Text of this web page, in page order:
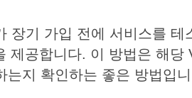
장기 가입 전에 서비스를 테
공합니다. 이 방법은 해당
지 확인하는 좋은 방법입